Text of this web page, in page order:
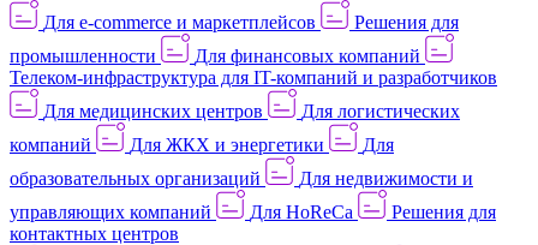
Для e-commerce и маркетплейсов
Решения для
промышленности
Для финансовых компаний
Телеком-инфраструктура для IT-компаний и разработчиков
Для медицинских центров
Для логистических
компаний
Для ЖКХ и энергетики
Для
образовательных организаций
Для недвижимости и
управляющих компаний
Для HoReCa
Решения для
контактных центров